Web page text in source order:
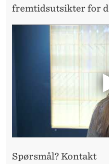
fremtidsutsikter for
Spørsmål? Kontakt